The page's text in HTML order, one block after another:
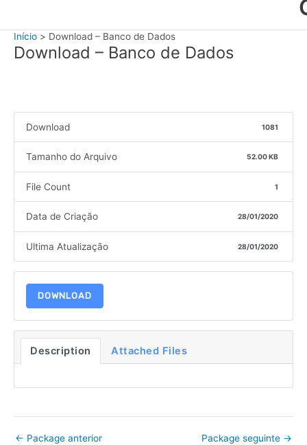
Início Download – Banco de Dados
Download – Banco de Dados
Download 1081
Tamanho do Arquivo 52.00 KB
File Count 1
Data de Criação 28/01/2020
Ultima Atualização 28/01/2020
DOWNLOAD
Description Attached Files
← Package anterior Package seguinte →